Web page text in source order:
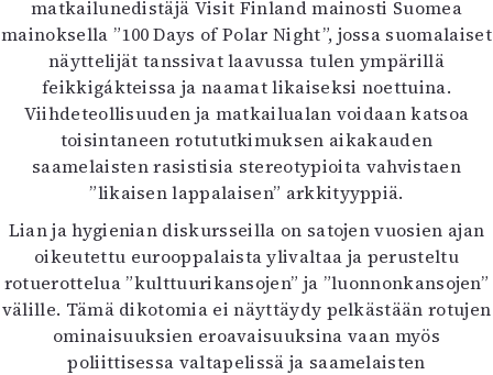
matkailunedistäjä Visit Finland mainosti Suomea
mainoksella ”100 Days of Polar Night”, jossa suomalaiset
näyttelijät tanssivat laavussa tulen ympärillä
feikkigákteissa ja naamat likaiseksi noettuina.
Viihdeteollisuuden ja matkailualan voidaan katsoa
toisintaneen rotututkimuksen aikakauden
saamelaisten rasistisia stereotypioita vahvistaen
”likaisen lappalaisen” arkkityyppiä.
Lian ja hygienian diskursseilla on satojen vuosien ajan
oikeutettu eurooppalaista ylivaltaa ja perusteltu
rotuerottelua ”kulttuurikansojen” ja ”luonnonkansojen”
välille. Tämä dikotomia ei näyttäydy pelkästään rotujen
ominaisuuksien eroavaisuuksina vaan myös
poliittisessa valtapelissä ja saamelaisten